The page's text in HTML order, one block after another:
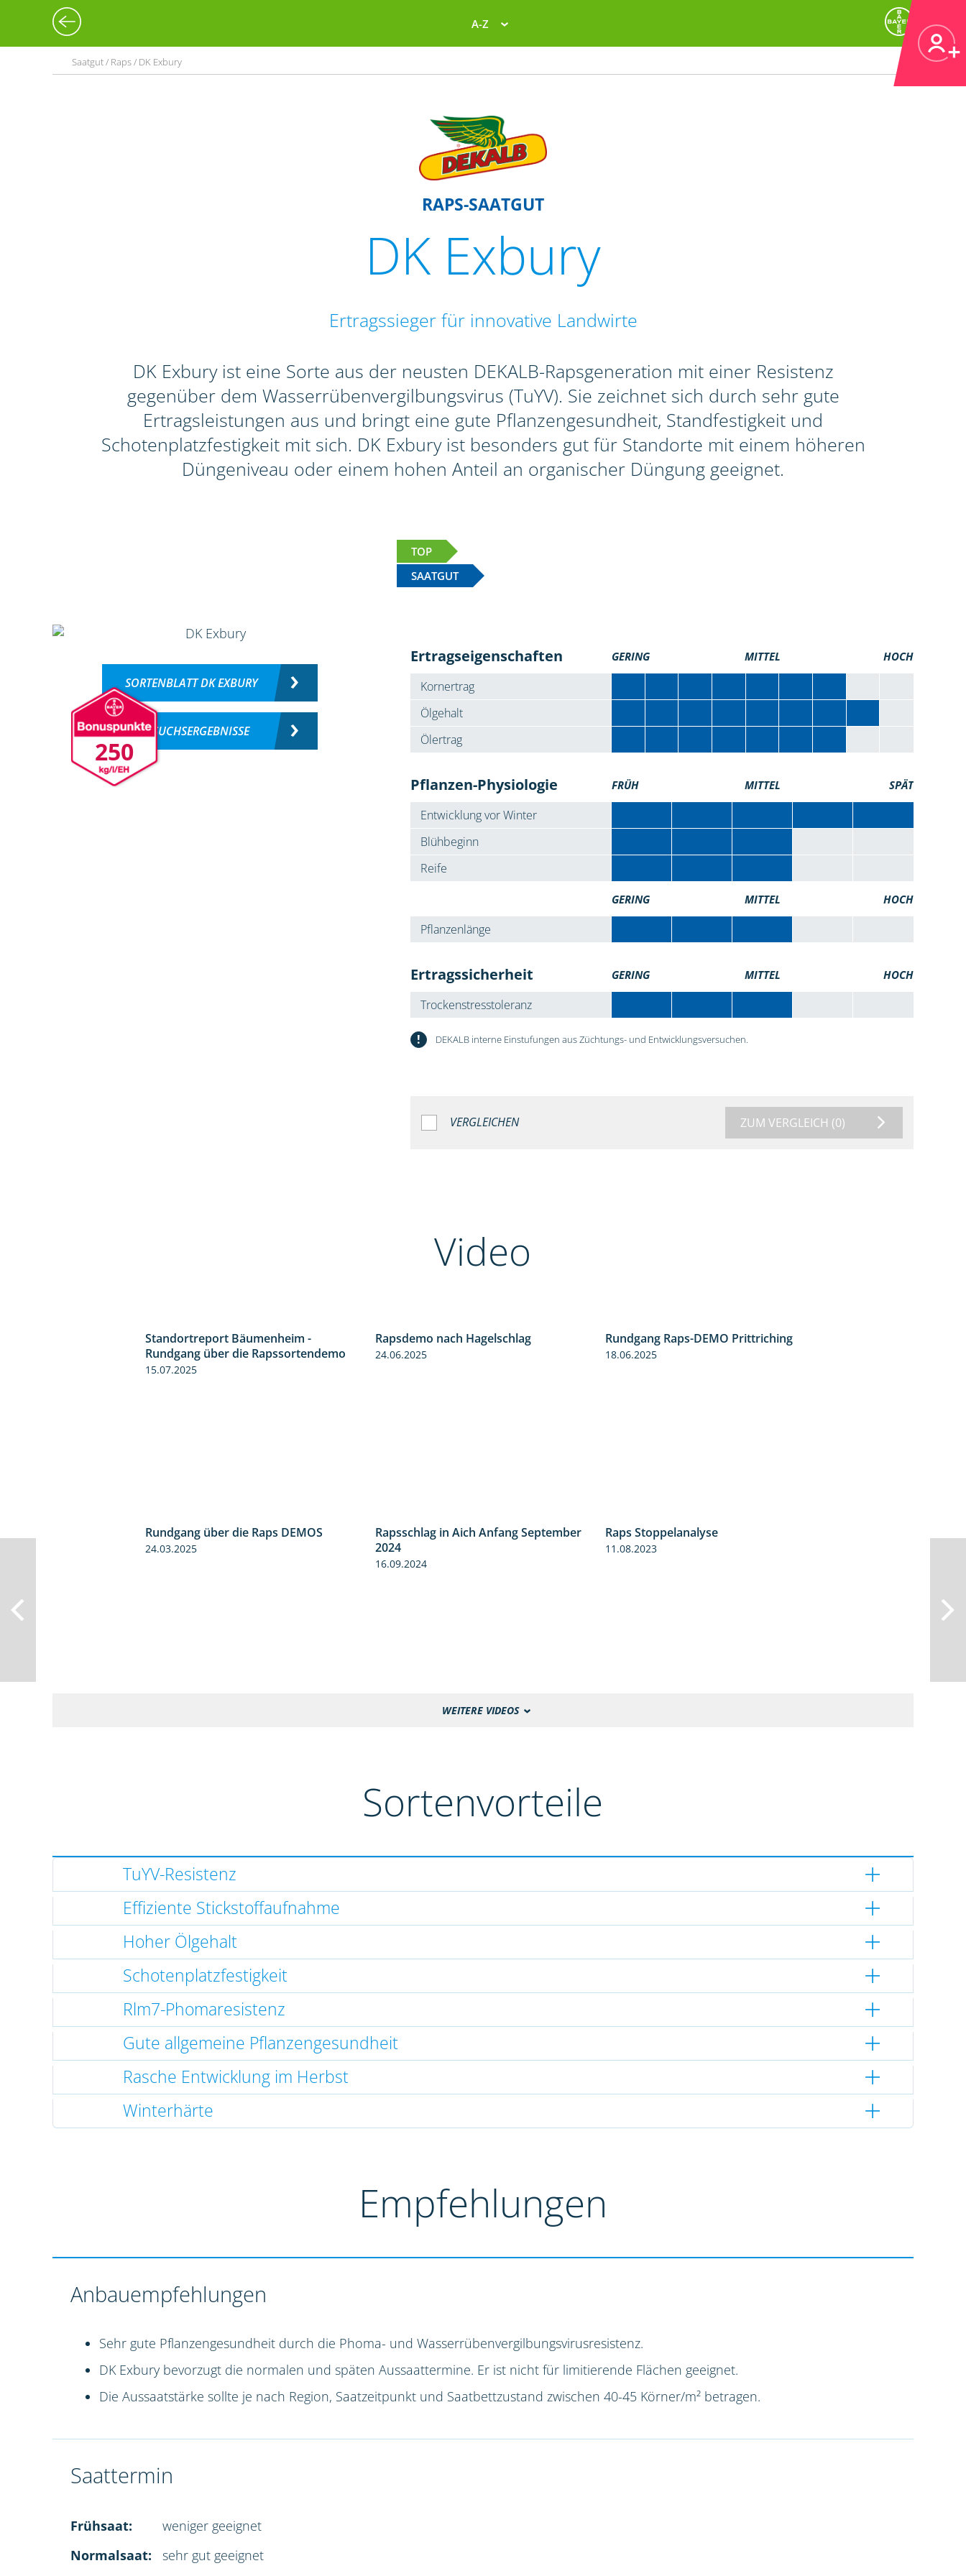
A-Z
Saatgut / Raps / DK Exbury
RAPS-SAATGUT
DK Exbury
Ertragssieger für innovative Landwirte
DK Exbury ist eine Sorte aus der neusten DEKALB-Rapsgeneration mit einer Resistenz
gegenüber dem Wasserrübenvergilbungsvirus (TuYV). Sie zeichnet sich durch sehr gute
Ertragsleistungen aus und bringt eine gute Pflanzengesundheit, Standfestigkeit und
Schotenplatzfestigkeit mit sich. DK Exbury ist besonders gut für Standorte mit einem höheren
Düngeniveau oder einem hohen Anteil an organischer Düngung geeignet.
TOP
SAATGUT
250
SORTENBLATT DK EXBURY
VERSUCHSERGEBNISSE
Ertragseigenschaften GERING MITTEL HOCH
Kornertrag
Ölgehalt
Ölertrag
Pflanzen-Physiologie FRÜH MITTEL SPÄT
Entwicklung vor Winter
Blühbeginn
Reife
GERING MITTEL HOCH
Pflanzenlänge
Ertragssicherheit GERING MITTEL HOCH
Trockenstresstoleranz
! DEKALB interne Einstufungen aus Züchtungs- und Entwicklungsversuchen.
VERGLEICHEN ZUM VERGLEICH (0)
Video
6:03
Standortreport Bäumenheim -
Rundgang über die Rapssortendemo
15.07.2025
Rapsdemo nach Hagelschlag
24.06.2025 5:34
Rundgang Raps-DEMO Prittriching
18.06.2025
Rundgang über die Raps DEMOS
24.03.2025
Rapsschlag in Aich Anfang September
2024
16.09.2024
Raps Stoppelanalyse
11.08.2023
WEITERE VIDEOS
Sortenvorteile
TuYV-Resistenz
Effiziente Stickstoffaufnahme
Hoher Ölgehalt
Schotenplatzfestigkeit
Rlm7-Phomaresistenz
Gute allgemeine Pflanzengesundheit
Rasche Entwicklung im Herbst
Winterhärte
Empfehlungen
Anbauempfehlungen
Sehr gute Pflanzengesundheit durch die Phoma- und Wasserrübenvergilbungsvirusresistenz.
DK Exbury bevorzugt die normalen und späten Aussaattermine. Er ist nicht für limitierende Flächen geeignet.
Die Aussaatstärke sollte je nach Region, Saatzeitpunkt und Saatbettzustand zwischen 40-45 Körner/m² betragen.
Saattermin
Frühsaat:
weniger geeignet
Normalsaat:
sehr gut geeignet